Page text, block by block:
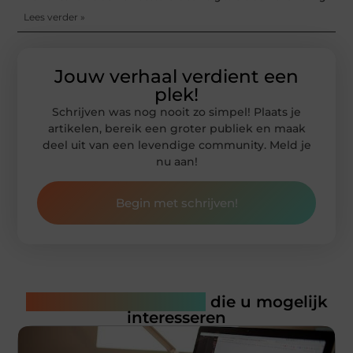
Lees verder »
Jouw verhaal verdient een
plek!
Schrijven was nog nooit zo simpel! Plaats je
artikelen, bereik een groter publiek en maak
deel uit van een levendige community. Meld je
nu aan!
Begin met schrijven!
die u mogelijk
interesseren